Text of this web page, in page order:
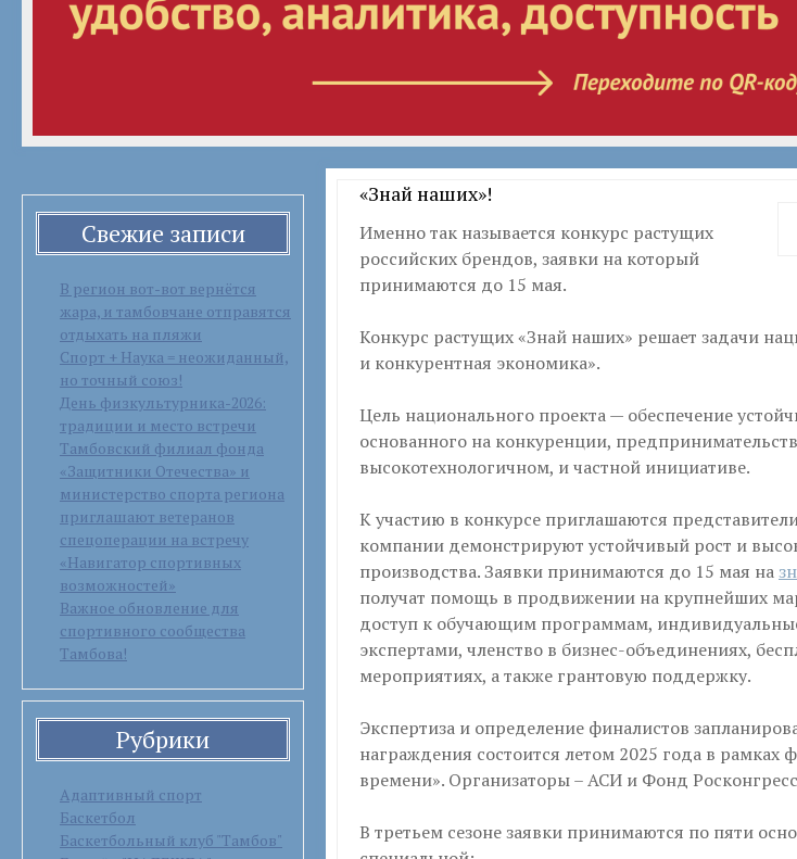
Свежие записи
В регион вот-вот вернётся
жара, и тамбовчане отправятся
отдыхать на пляжи
Спорт + Наука = неожиданный,
но точный союз!
День физкультурника-2026:
традиции и место встречи
Тамбовский филиал фонда
«Защитники Отечества» и
министерство спорта региона
приглашают ветеранов
спецоперации на встречу
«Навигатор спортивных
возможностей»
Важное обновление для
спортивного сообщества
Тамбова!
Рубрики
Адаптивный спорт
Баскетбол
Баскетбольный клуб "Тамбов"
«Знай наших»!
Именно так называется конкурс растущих
российских брендов, заявки на который
принимаются до 15 мая.
Конкурс растущих «Знай наших» решает задачи
и конкурентная экономика».
Цель национального проекта — обеспечение
основанного на конкуренции,
высокотехнологичном, и частной инициативе.
К участию в конкурсе приглашаются
компании демонстрируют устойчивый рост и
производства. Заявки принимаются до 15 мая на
получат помощь в продвижении на крупнейших
доступ к обучающим программам,
экспертами, членство в бизнес-объединениях,
мероприятиях, а также грантовую поддержку.
Экспертиза и определение финалистов
награждения состоится летом 2025 года в
времени». Организаторы – АСИ и Фонд
В третьем сезоне заявки принимаются по пяти